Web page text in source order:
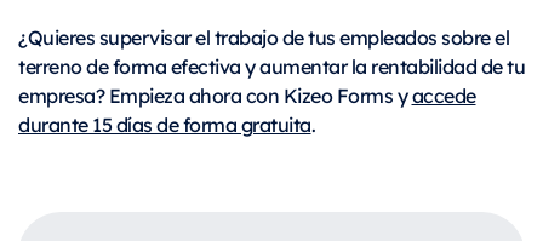
¿Quieres supervisar el trabajo de tus empleados sobre el
terreno de forma efectiva y aumentar la rentabilidad de tu
empresa? Empieza ahora con Kizeo Forms yaccede
durante 15 días de forma gratuita.